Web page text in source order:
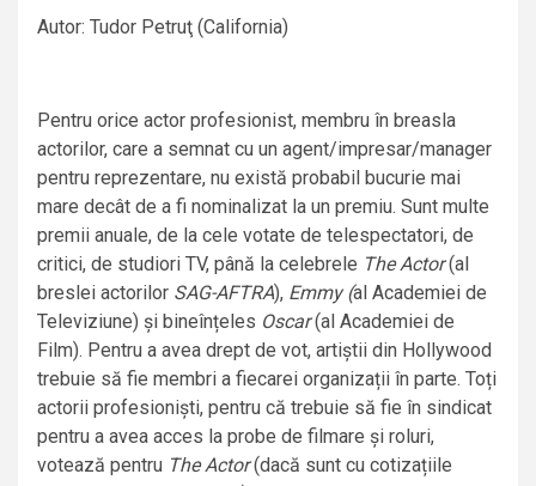
Autor: Tudor Petruţ (California)
Pentru orice actor profesionist, membru în breasla
actorilor, care a semnat cu un agent/impresar/manager
pentru reprezentare, nu există probabil bucurie mai
mare decât de a fi nominalizat la un premiu. Sunt multe
premii anuale, de la cele votate de telespectatori, de
critici, de studiori TV, până la celebrele The Actor(al
breslei actorilor SAG-AFTRA), Emmy (al Academiei de
Televiziune) și bineînțeles Oscar(al Academiei de
Film). Pentru a avea drept de vot, artiștii din Hollywood
trebuie să fie membri a fiecarei organizații în parte. Toți
actorii profesioniști, pentru că trebuie să fie în sindicat
pentru a avea acces la probe de filmare și roluri,
votează pentru The Actor(dacă sunt cu cotizațiile